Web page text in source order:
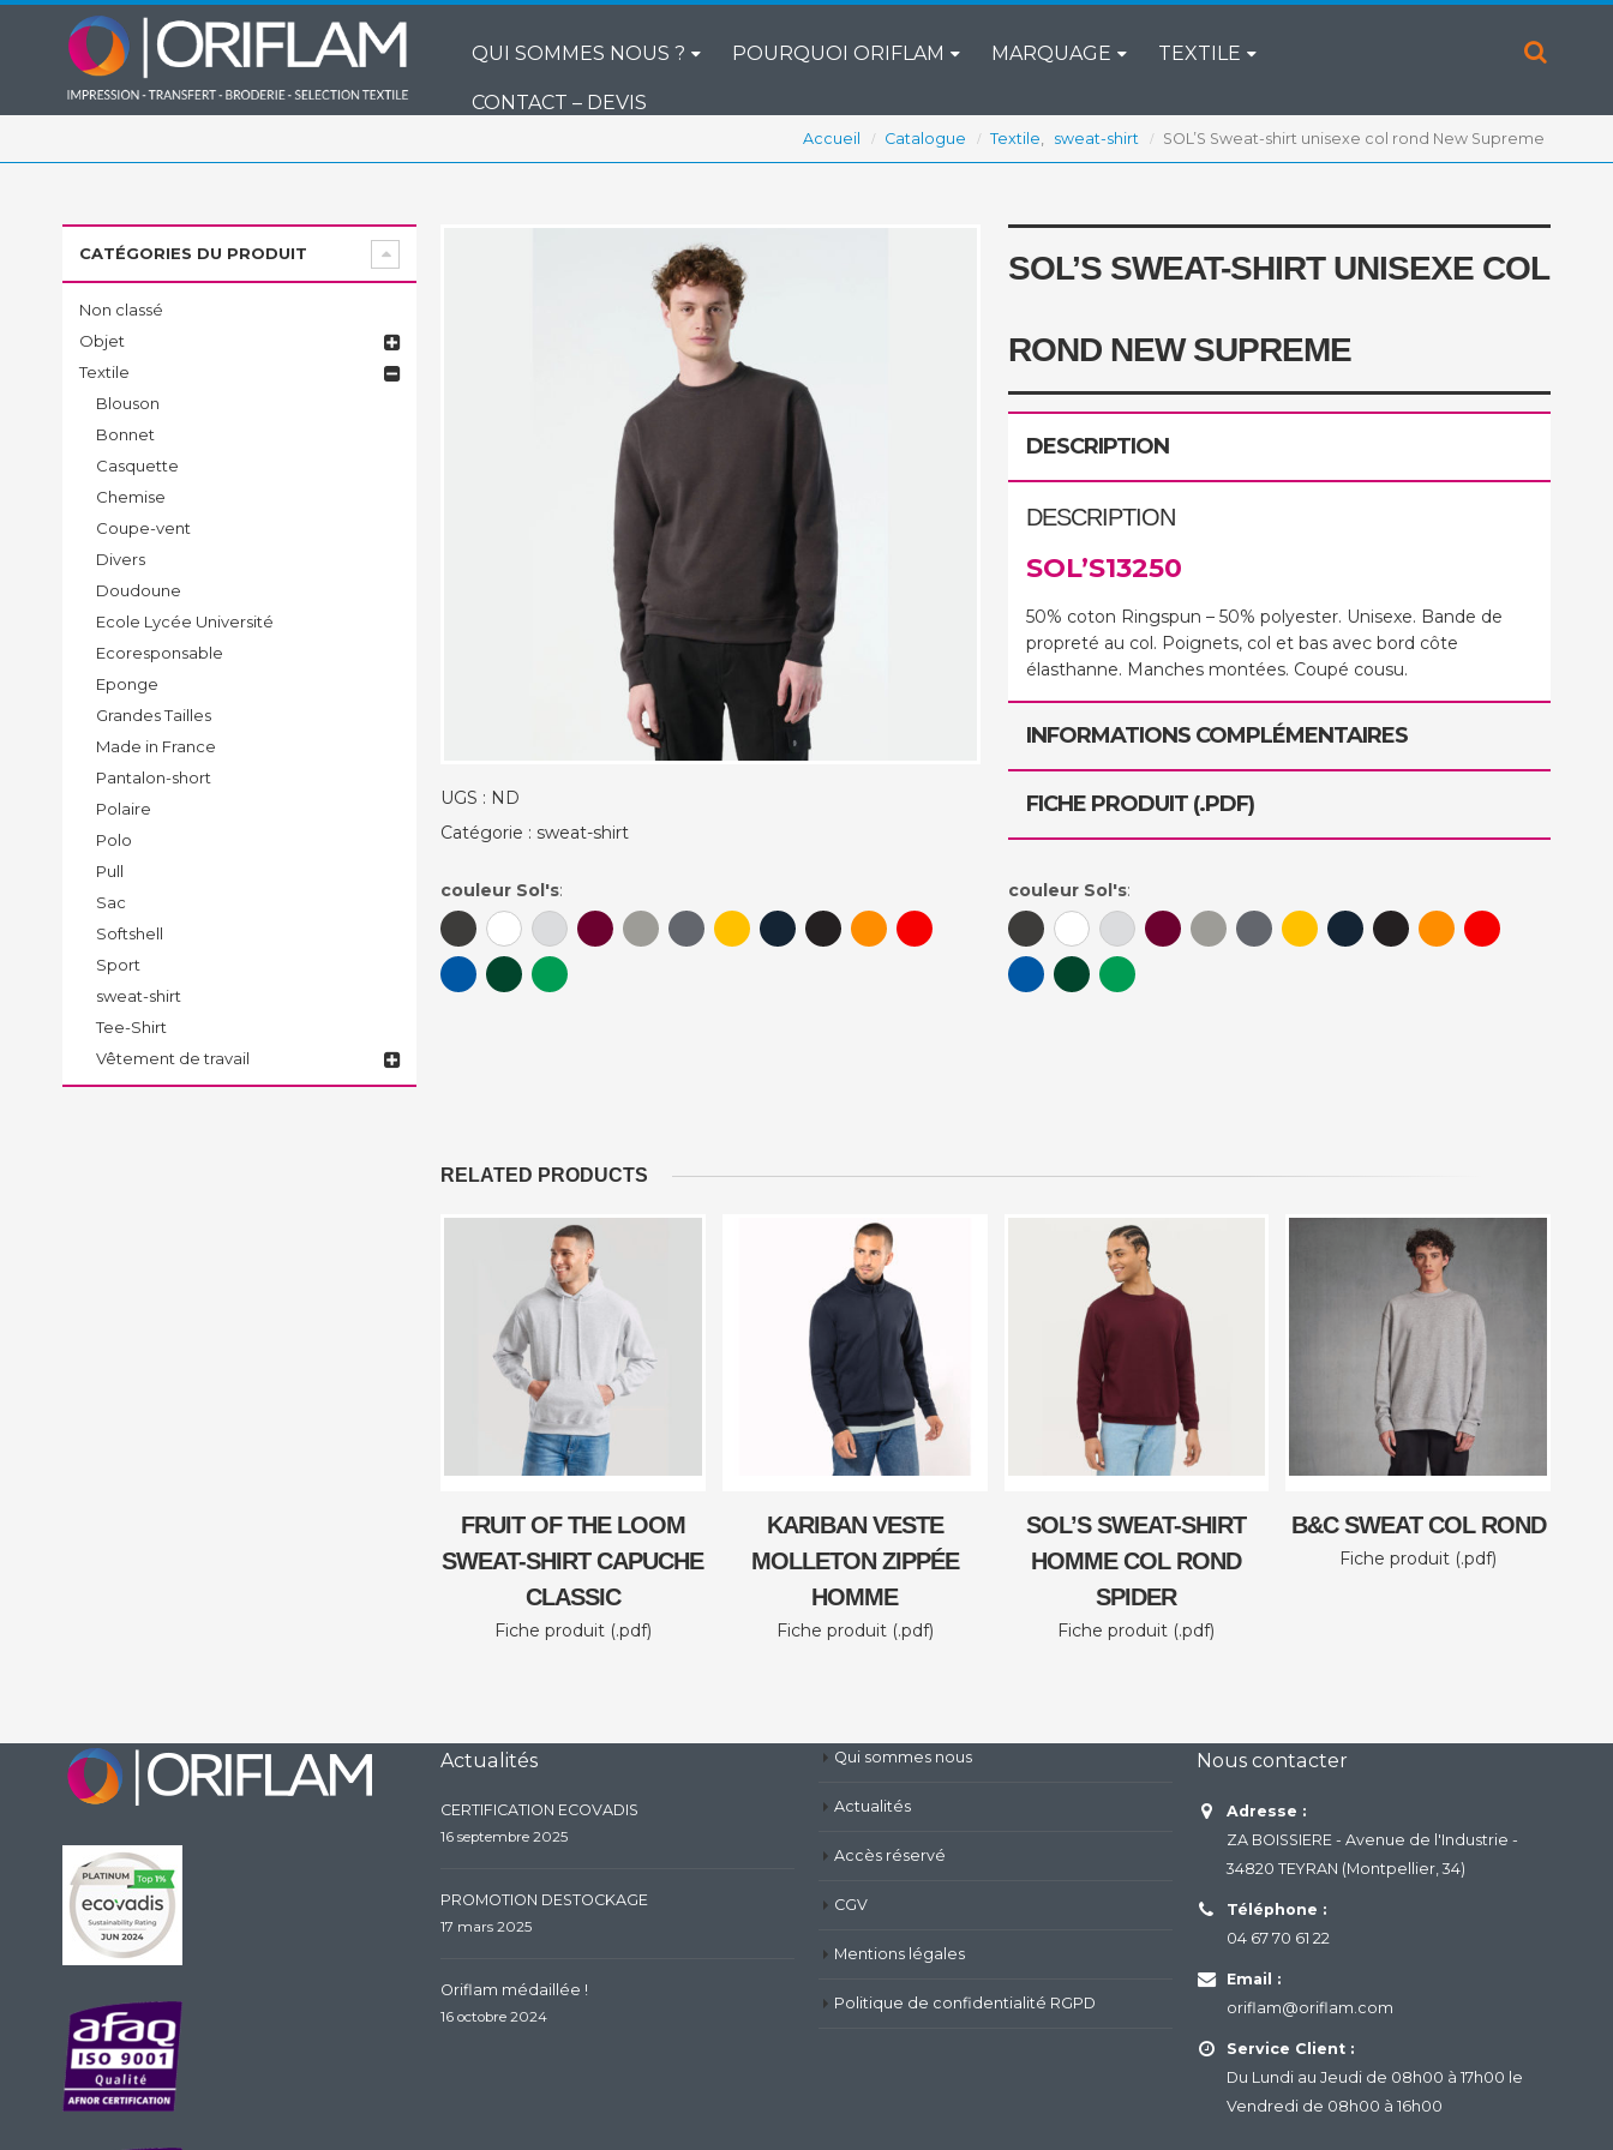
QUI SOMMES NOUS ? POURQUOI ORIFLAM MARQUAGE TEXTILE
CONTACT – DEVIS
Accueil Catalogue Textile, sweat-shirt SOL’S Sweat-shirt unisexe col rond New Supreme
UGS : ND
Catégorie : sweat-shirt
couleur Sol's:
SOL’S SWEAT-SHIRT UNISEXE COL
ROND NEW SUPREME
DESCRIPTION
DESCRIPTION
SOL’S13250
50% coton Ringspun – 50% polyester. Unisexe. Bande de
propreté au col. Poignets, col et bas avec bord côte
élasthanne. Manches montées. Coupé cousu.
INFORMATIONS COMPLÉMENTAIRES
FICHE PRODUIT (.PDF)
couleur Sol's:
RELATED PRODUCTS
FRUIT OF THE LOOM
SWEAT-SHIRT CAPUCHE
CLASSIC
Fiche produit (.pdf)
KARIBAN VESTE
MOLLETON ZIPPÉE
HOMME
Fiche produit (.pdf)
SOL’S SWEAT-SHIRT
HOMME COL ROND
SPIDER
Fiche produit (.pdf)
B&C SWEAT COL ROND
Fiche produit (.pdf)
CATÉGORIES DU PRODUIT
Non classé
Objet
Textile
Blouson
Bonnet
Casquette
Chemise
Coupe-vent
Divers
Doudoune
Ecole Lycée Université
Ecoresponsable
Eponge
Grandes Tailles
Made in France
Pantalon-short
Polaire
Polo
Pull
Sac
Softshell
Sport
sweat-shirt
Tee-Shirt
Vêtement de travail
Actualités
CERTIFICATION ECOVADIS
16 septembre 2025
PROMOTION DESTOCKAGE
17 mars 2025
Oriflam médaillée !
16 octobre 2024
Qui sommes nous
Actualités
Accès réservé
CGV
Mentions légales
Politique de confidentialité RGPD
Nous contacter
Adresse :
ZA BOISSIERE - Avenue de l'Industrie -
34820 TEYRAN (Montpellier, 34)
Téléphone :
04 67 70 61 22
Email :
oriflam@oriflam.com
Service Client :
Du Lundi au Jeudi de 08h00 à 17h00 le
Vendredi de 08h00 à 16h00